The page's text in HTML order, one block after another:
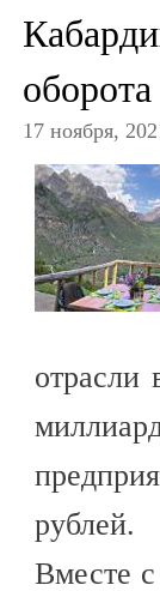
17 ноября,
отрасли
рублей.
Вместе